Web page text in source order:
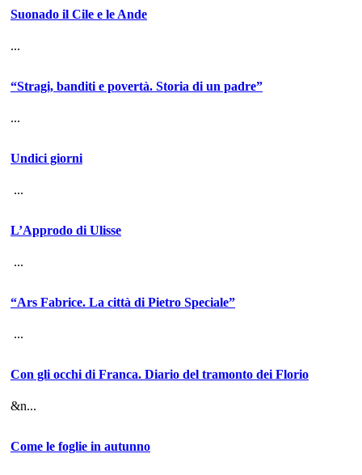
Suonado il Cile e le Ande
...
“Stragi, banditi e povertà. Storia di un padre”
...
Undici giorni
...
L’Approdo di Ulisse
...
“Ars Fabrice. La città di Pietro Speciale”
...
Con gli occhi di Franca. Diario del tramonto dei Florio
&n...
Come le foglie in autunno